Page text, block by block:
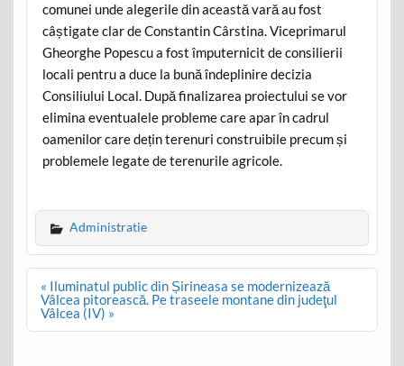
comunei unde alegerile din această vară au fost
câștigate clar de Constantin Cârstina. Viceprimarul
Gheorghe Popescu a fost împuternicit de consilierii
locali pentru a duce la bună îndeplinire decizia
Consiliului Local. După finalizarea proiectului se vor
elimina eventualele probleme care apar în cadrul
oamenilor care dețin terenuri construibile precum și
problemele legate de terenurile agricole.
Administratie
Post
navigation
« Iluminatul public din Șirineasa se modernizează
Vâlcea pitorească. Pe traseele montane din judeţul
Vâlcea (IV) »